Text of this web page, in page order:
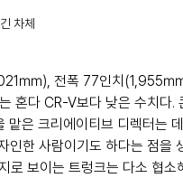
차체
㎜), 전폭 77인치(1,955㎜
다 CR-V보다 낮은 수치다.
맡은 크리에이티브 디렉터는
한 사람이기도 하다는 점을
로 보이는 트렁크는 다소 협소